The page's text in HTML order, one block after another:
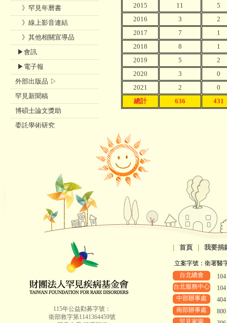
2015
11
5
2016
3
2
2017
7
1
2018
8
1
2019
5
2
2020
3
0
2021
2
0
總計
636 431
》罕見年曆書
》線上影音連結
》其他相關宣導品
▶會訊
▶電子報
外部出版品 ▷
罕見新聞稿
博碩士論文獎助
委託學術研究
115年公益勸募字號：
衛部救字第1141364459號
首頁 我要捐
立案字號：衛署醫
台北總會
台北服務中心
中部辦事處
南部辦事處
罕見家園